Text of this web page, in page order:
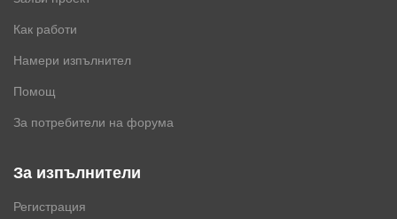
Как работи
Намери изпълнител
Помощ
За потребители на форума
За изпълнители
Регистрация